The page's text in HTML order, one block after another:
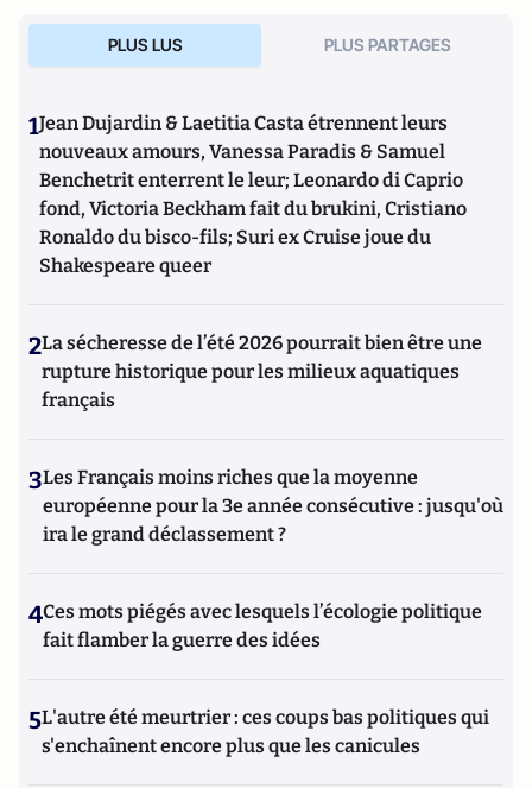
PLUS LUS PLUS PARTAGES
1Jean Dujardin & Laetitia Casta étrennent leurs
nouveaux amours, Vanessa Paradis & Samuel
Benchetrit enterrent le leur; Leonardo di Caprio
fond, Victoria Beckham fait du brukini, Cristiano
Ronaldo du bisco-fils; Suri ex Cruise joue du
Shakespeare queer
2La sécheresse de l’été 2026 pourrait bien être une
rupture historique pour les milieux aquatiques
français
3Les Français moins riches que la moyenne
européenne pour la 3e année consécutive : jusqu'où
ira le grand déclassement ?
4Ces mots piégés avec lesquels l’écologie politique
fait flamber la guerre des idées
5L'autre été meurtrier : ces coups bas politiques qui
s'enchaînent encore plus que les canicules